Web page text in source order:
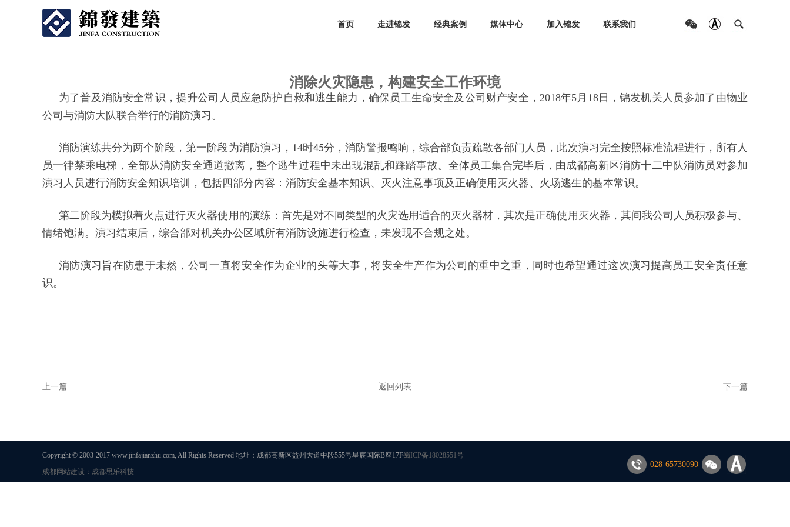
首页 走进锦发 经典案例 媒体中心 加入锦发 联系我们
发布时间：2018-05-21 来源： 点击次数：次
消除火灾隐患，构建安全工作环境
为了普及消防安全常识，提升公司人员应急防护自救和逃生能力，确保员工生命安全及公司财产安全，2018年5月18日，锦发机关人员参加了由物业
公司与消防大队联合举行的消防演习。
消防演练共分为两个阶段，第一阶段为消防演习，14时45分，消防警报鸣响，综合部负责疏散各部门人员，此次演习完全按照标准流程进行，所有人
员一律禁乘电梯，全部从消防安全通道撤离，整个逃生过程中未出现混乱和踩踏事故。全体员工集合完毕后，由成都高新区消防十二中队消防员对参加
演习人员进行消防安全知识培训，包括四部分内容：消防安全基本知识、灭火注意事项及正确使用灭火器、火场逃生的基本常识。
第二阶段为模拟着火点进行灭火器使用的演练：首先是对不同类型的火灾选用适合的灭火器材，其次是正确使用灭火器，其间我公司人员积极参与、
情绪饱满。演习结束后，综合部对机关办公区域所有消防设施进行检查，未发现不合规之处。
消防演习旨在防患于未然，公司一直将安全作为企业的头等大事，将安全生产作为公司的重中之重，同时也希望通过这次演习提高员工安全责任意
识。
上一篇 下一篇
返回列表
Copyright © 2003-2017 www.jinfajianzhu.com, All Rights Reserved 地址：成都高新区益州大道中段555号星宸国际B座17F蜀ICP备18028551号
成都网站建设：成都思乐科技
028-65730090